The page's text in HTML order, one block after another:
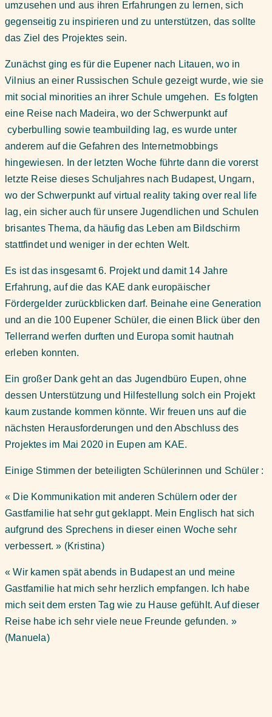
umzusehen und aus ihren Erfahrungen zu lernen, sich
gegenseitig zu inspirieren und zu unterstützen, das sollte
das Ziel des Projektes sein.
Zunächst ging es für die Eupener nach Litauen, wo in
Vilnius an einer Russischen Schule gezeigt wurde, wie sie
mit social minorities an ihrer Schule umgehen. Es folgten
eine Reise nach Madeira, wo der Schwerpunkt auf
cyberbulling sowie teambuilding lag, es wurde unter
anderem auf die Gefahren des Internetmobbings
hingewiesen. In der letzten Woche führte dann die vorerst
letzte Reise dieses Schuljahres nach Budapest, Ungarn,
wo der Schwerpunkt auf virtual reality taking over real life
lag, ein sicher auch für unsere Jugendlichen und Schulen
brisantes Thema, da häufig das Leben am Bildschirm
stattfindet und weniger in der echten Welt.
Es ist das insgesamt 6. Projekt und damit 14 Jahre
Erfahrung, auf die das KAE dank europäischer
Fördergelder zurückblicken darf. Beinahe eine Generation
und an die 100 Eupener Schüler, die einen Blick über den
Tellerrand werfen durften und Europa somit hautnah
erleben konnten.
Ein großer Dank geht an das Jugendbüro Eupen, ohne
dessen Unterstützung und Hilfestellung solch ein Projekt
kaum zustande kommen könnte. Wir freuen uns auf die
nächsten Herausforderungen und den Abschluss des
Projektes im Mai 2020 in Eupen am KAE.
Einige Stimmen der beteiligten Schülerinnen und Schüler :
« Die Kommunikation mit anderen Schülern oder der
Gastfamilie hat sehr gut geklappt. Mein Englisch hat sich
aufgrund des Sprechens in dieser einen Woche sehr
verbessert. » (Kristina)
« Wir kamen spät abends in Budapest an und meine
Gastfamilie hat mich sehr herzlich empfangen. Ich habe
mich seit dem ersten Tag wie zu Hause gefühlt. Auf dieser
Reise habe ich sehr viele neue Freunde gefunden. »
(Manuela)